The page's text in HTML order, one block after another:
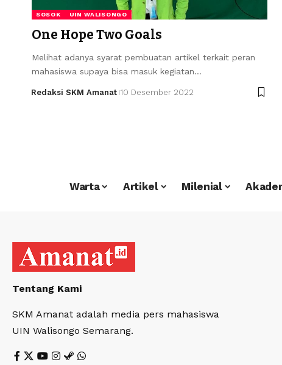
SOSOK UIN WALISONGO
One Hope Two Goals
Melihat adanya syarat pembuatan artikel terkait peran
mahasiswa supaya bisa masuk kegiatan…
Redaksi SKM Amanat 10 Desember 2022
Warta Artikel Milenial
Tentang Kami
SKM Amanat adalah media pers mahasiswa
UIN Walisongo Semarang.